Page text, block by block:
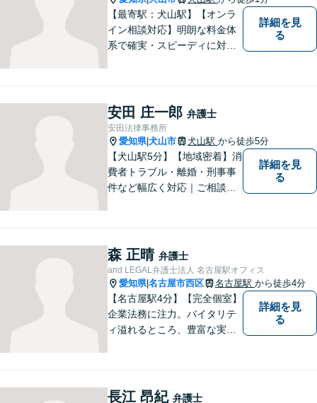
【最寄駅：犬山駅】【オンラ
イン相談対応】明朗な料金体
系で確実・スピーディに対応
に対応します。【初回相談無
料】法律トラブルでお悩みの
方は、お気軽にご相談くださ
い。
詳細を見
る
安田 庄一郎 弁護士
安田法律事務所
愛知県|犬山市 犬山駅 から徒歩5分
【犬山駅5分】【地域密着】消
費者トラブル・離婚・刑事事
件など幅広く対応｜ご相談者
休日・時間外対応可】
詳細を見
る
森 正晴 弁護士
and LEGAL弁護士法人 名古屋駅オフィス
愛知県|名古屋市西区 名古屋駅 から徒歩4分
【名古屋駅4分】【完全個室】
企業法務に注力。バイタリテ
ィ溢れるところ、豊富な実
い。
詳細を見
る
長江 昂紀 弁護士